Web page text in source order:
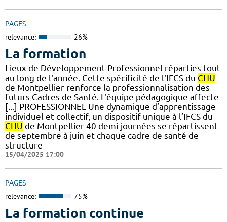
PAGES
relevance: 26%
La formation
Lieux de Développement Professionnel réparties tout
au long de l'année. Cette spécificité de l'IFCS du CHU
de Montpellier renforce la professionnalisation des
futurs Cadres de Santé. L'équipe pédagogique affecte
[...] PROFESSIONNEL Une dynamique d’apprentissage
individuel et collectif, un dispositif unique à l’IFCS du
CHU de Montpellier 40 demi-journées se répartissent
de septembre à juin et chaque cadre de santé de
structure
15/04/2025 17:00
PAGES
relevance: 75%
La formation continue